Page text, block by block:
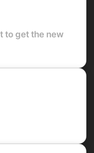
to get the new